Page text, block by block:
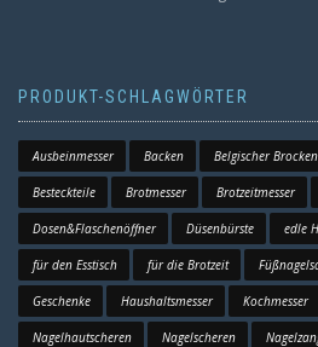
PRODUKT-SCHLAGWÖRTER
Ausbeinmesser Backen Belgischer Brocken
Besteckteile Brotmesser Brotzeitmesser
Dosen&Flaschenöffner Düsenbürste edle
für den Esstisch für die Brotzeit
Geschenke Haushaltsmesser Kochmesser
Nagelhautscheren Nagelscheren